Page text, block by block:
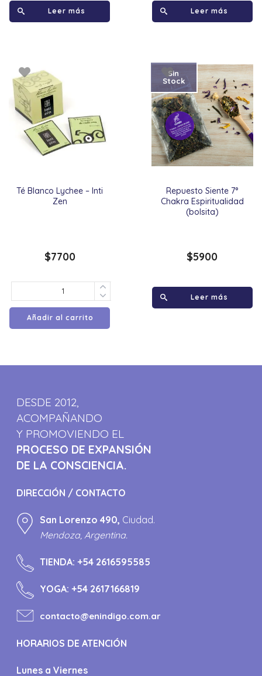
Leer más Leer más
Té Blanco Lychee – Inti
Zen
$7700
Añadir al carrito
Repuesto Siente 7°
Chakra Espiritualidad
(bolsita)
Sin
Stock
$5900
Leer más
DESDE 2012,
ACOMPAÑANDO
Y PROMOVIENDO EL
PROCESO DE EXPANSIÓN
DE LA CONSCIENCIA.
DIRECCIÓN / CONTACTO
San Lorenzo 490, Ciudad.
Mendoza, Argentina.
TIENDA:+54 2616595585
YOGA:+54 2617166819
contacto@enindigo.com.ar
HORARIOS DE ATENCIÓN
Lunes a Viernes